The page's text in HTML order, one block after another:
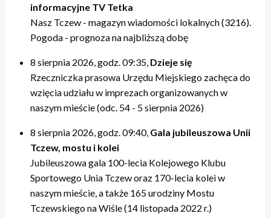
informacyjne TV Tetka
Nasz Tczew - magazyn wiadomości lokalnych (3216).
Pogoda - prognoza na najbliższą dobę
8 sierpnia 2026, godz. 09:35, Dzieje się
Rzeczniczka prasowa Urzędu Miejskiego zachęca do
wzięcia udziału w imprezach organizowanych w
naszym mieście (odc. 54 - 5 sierpnia 2026)
8 sierpnia 2026, godz. 09:40, Gala jubileuszowa Unii
Tczew, mostu i kolei
Jubileuszowa gala 100-lecia Kolejowego Klubu
Sportowego Unia Tczew oraz 170-lecia kolei w
naszym mieście, a także 165 urodziny Mostu
Tczewskiego na Wiśle (14 listopada 2022 r.)